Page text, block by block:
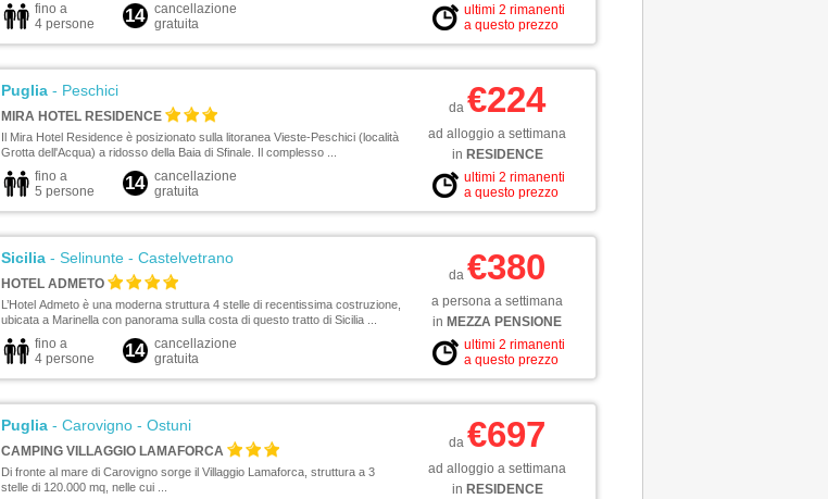
ultimi 2 rimanenti
a questo prezzo
fino a
4 persone
14
cancellazione
gratuita
da €224
ad alloggio a settimana
in RESIDENCE
ultimi 2 rimanenti
a questo prezzo
Puglia- Peschici
MIRA HOTEL RESIDENCE
Il Mira Hotel Residence è posizionato sulla litoranea Vieste-Peschici (località
Grotta dell'Acqua) a ridosso della Baia di Sfinale. Il complesso ...
fino a
5 persone
14
cancellazione
gratuita
da €380
a persona a settimana
in MEZZA PENSIONE
ultimi 2 rimanenti
a questo prezzo
Sicilia- Selinunte - Castelvetrano
HOTEL ADMETO
L’Hotel Admeto è una moderna struttura 4 stelle di recentissima costruzione,
ubicata a Marinella con panorama sulla costa di questo tratto di Sicilia ...
fino a
4 persone
14
cancellazione
gratuita
da €697
ad alloggio a settimana
in RESIDENCE
Puglia- Carovigno - Ostuni
CAMPING VILLAGGIO LAMAFORCA
Di fronte al mare di Carovigno sorge il Villaggio Lamaforca, struttura a 3
stelle di 120.000 mq, nelle cui ...